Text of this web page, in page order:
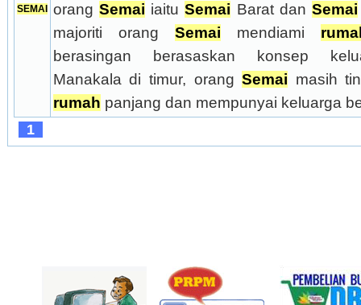
SEMAI
orang Semai iaitu Semai Barat dan Semai
majoriti orang Semai mendiami
berasingan berasaskan konsep
Manakala di timur, orang Semai masih
rumah panjang dan mempunyai keluarga
1